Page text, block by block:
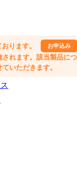
ります。 お申込み
ます。該当製品に
いただきます。